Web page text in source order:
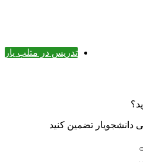
تدریس در متلب یار
دانشجویار تضمین کنید